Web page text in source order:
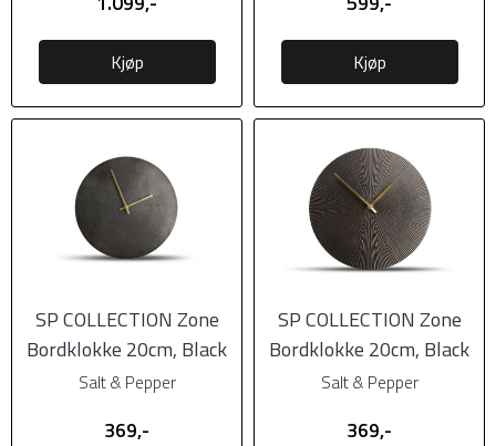
Kjøp Kjøp
SP COLLECTION Zone
Bordklokke 20cm, Black
Salt & Pepper
369,-
SP COLLECTION Zone
Bordklokke 20cm, Black
Ribble
Salt & Pepper
369,-